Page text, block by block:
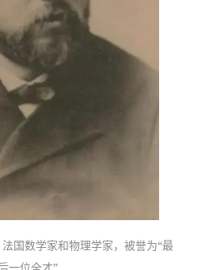
国数学家和物理学家，被誉为“最